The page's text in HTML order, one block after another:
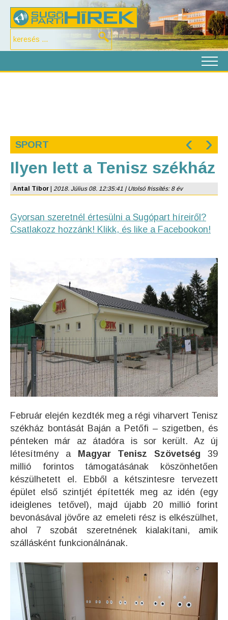
SPORT ‹ ›
Ilyen lett a Tenisz székház
Antal Tibor 2018. Július 08. 12:35:41 | Utolsó frissítés: 8 év
Gyorsan szeretnél értesülni a Sugópart híreiről?
Csatlakozz hozzánk! Klikk, és like a Facebookon!
Február elején kezdték meg a régi viharvert Tenisz
székház bontását Baján a Petőfi – szigetben, és
pénteken már az átadóra is sor került. Az új
létesítmény a
Magyar Tenisz Szövetség 39
millió forintos támogatásának köszönhetően
készülhetett el. Ebből a kétszintesre tervezett
épület első szintjét építették meg az idén (egy
ideiglenes tetővel), majd újabb 20 millió forint
bevonásával jövőre az emeleti rész is elkészülhet,
ahol 7 szobát szeretnének kialakítani, amik
szállásként funkcionálnának.